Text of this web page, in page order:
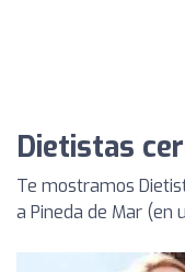
Dietistas
Te mostramos
a Pineda de Mar (en